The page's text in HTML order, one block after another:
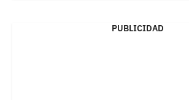
PUBLICIDAD